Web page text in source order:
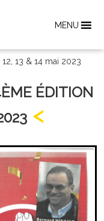
MENU
13 & 14 mai 2023
ÉDITION